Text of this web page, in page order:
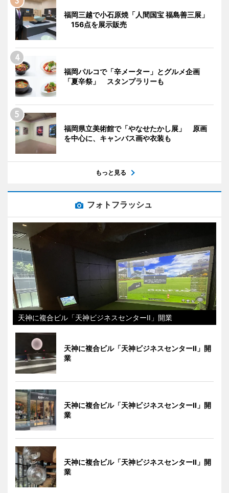
福岡三越で小石原焼「人間国宝 福島善三展」
156点を展示販売
福岡パルコで「辛メーター」とグルメ企画
「夏辛祭」 スタンプラリーも
福岡県立美術館で「やなせたかし展」 原画
を中心に、キャンバス画や衣装も
もっと見る
フォトフラッシュ
天神に複合ビル「天神ビジネスセンターII」開業
天神に複合ビル「天神ビジネスセンターII」開
業
天神に複合ビル「天神ビジネスセンターII」開
業
天神に複合ビル「天神ビジネスセンターII」開
業